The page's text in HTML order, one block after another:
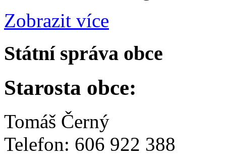
Zobrazit více
Státní správa obce
Starosta obce:
Tomáš Černý
Telefon: 606 922 388